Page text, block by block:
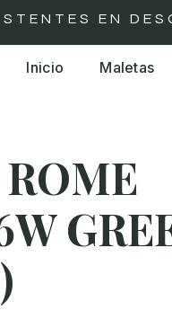
EN
Inicio Maletas